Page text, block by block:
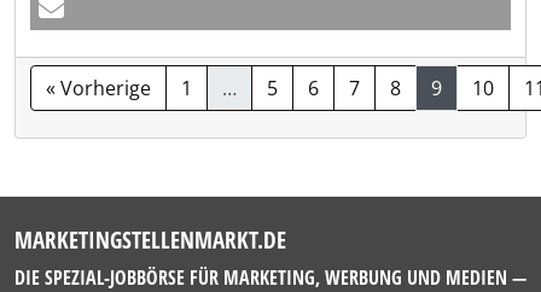
« Vorherige 1 … 5 6 7 8 9 10
MARKETINGSTELLENMARKT.DE
DIE SPEZIAL-JOBBÖRSE FÜR MARKETING, WERBUNG UND MEDIEN —